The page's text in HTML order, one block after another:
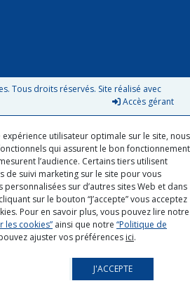
Tous droits réservés. Site réalisé avec
Accès gérant
utilisateur optimale sur le site, nous
qui assurent le bon fonctionnement
l’audience. Certains tiers utilisent
de suivi marketing sur le site pour vous
sur d’autres sites Web et dans
sur le bouton “J’accepte” vous acceptez
Pour en savoir plus, vous pouvez lire notre
les cookies” ainsi que notre “Politique de
ajuster vos préférences ici.
J'ACCEPTE